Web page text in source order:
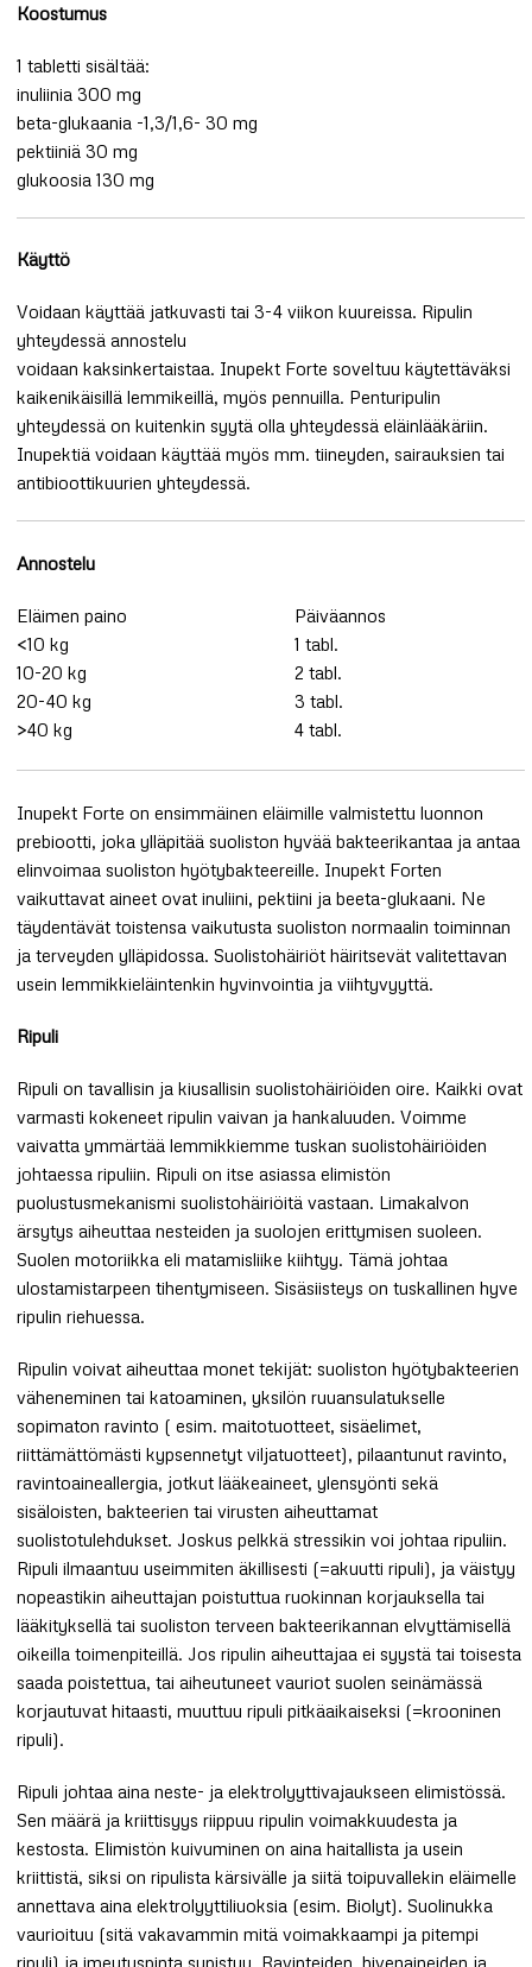
Koostumus
1 tabletti sisältää:
inuliinia 300 mg
beta-glukaania -1,3/1,6- 30 mg
pektiiniä 30 mg
glukoosia 130 mg
Käyttö
Voidaan käyttää jatkuvasti tai 3-4 viikon kuureissa. Ripulin
yhteydessä annostelu
voidaan kaksinkertaistaa. Inupekt Forte soveltuu käytettäväksi
kaikenikäisillä lemmikeillä, myös pennuilla. Penturipulin
yhteydessä on kuitenkin syytä olla yhteydessä eläinlääkäriin.
Inupektiä voidaan käyttää myös mm. tiineyden, sairauksien tai
antibioottikuurien yhteydessä.
Annostelu
Eläimen paino
Päiväannos
<10 kg
1 tabl.
10-20 kg
2 tabl.
20-40 kg
3 tabl.
>40 kg
4 tabl.
Inupekt Forte on ensimmäinen eläimille valmistettu luonnon
prebiootti, joka ylläpitää suoliston hyvää bakteerikantaa ja antaa
elinvoimaa suoliston hyötybakteereille. Inupekt Forten
vaikuttavat aineet ovat inuliini, pektiini ja beeta-glukaani. Ne
täydentävät toistensa vaikutusta suoliston normaalin toiminnan
ja terveyden ylläpidossa. Suolistohäiriöt häiritsevät valitettavan
usein lemmikkieläintenkin hyvinvointia ja viihtyvyyttä.
Ripuli
Ripuli on tavallisin ja kiusallisin suolistohäiriöiden oire. Kaikki ovat
varmasti kokeneet ripulin vaivan ja hankaluuden. Voimme
vaivatta ymmärtää lemmikkiemme tuskan suolistohäiriöiden
johtaessa ripuliin. Ripuli on itse asiassa elimistön
puolustusmekanismi suolistohäiriöitä vastaan. Limakalvon
ärsytys aiheuttaa nesteiden ja suolojen erittymisen suoleen.
Suolen motoriikka eli matamisliike kiihtyy. Tämä johtaa
ulostamistarpeen tihentymiseen. Sisäsiisteys on tuskallinen hyve
ripulin riehuessa.
Ripulin voivat aiheuttaa monet tekijät: suoliston hyötybakteerien
väheneminen tai katoaminen, yksilön ruuansulatukselle
sopimaton ravinto ( esim. maitotuotteet, sisäelimet,
riittämättömästi kypsennetyt viljatuotteet), pilaantunut ravinto,
ravintoaineallergia, jotkut lääkeaineet, ylensyönti sekä
sisäloisten, bakteerien tai virusten aiheuttamat
suolistotulehdukset. Joskus pelkkä stressikin voi johtaa ripuliin.
Ripuli ilmaantuu useimmiten äkillisesti (=akuutti ripuli), ja väistyy
nopeastikin aiheuttajan poistuttua ruokinnan korjauksella tai
lääkityksellä tai suoliston terveen bakteerikannan elvyttämisellä
oikeilla toimenpiteillä. Jos ripulin aiheuttajaa ei syystä tai toisesta
saada poistettua, tai aiheutuneet vauriot suolen seinämässä
korjautuvat hitaasti, muuttuu ripuli pitkäaikaiseksi (=krooninen
ripuli).
Ripuli johtaa aina neste- ja elektrolyyttivajaukseen elimistössä.
Sen määrä ja kriittisyys riippuu ripulin voimakkuudesta ja
kestosta. Elimistön kuivuminen on aina haitallista ja usein
kriittistä, siksi on ripulista kärsivälle ja siitä toipuvallekin eläimelle
annettava aina elektrolyyttiliuoksia (esim. Biolyt). Suolinukka
vaurioituu (sitä vakavammin mitä voimakkaampi ja pitempi
ripuli) ja imeytyspinta supistuu. Ravinteiden, hivenaineiden ja